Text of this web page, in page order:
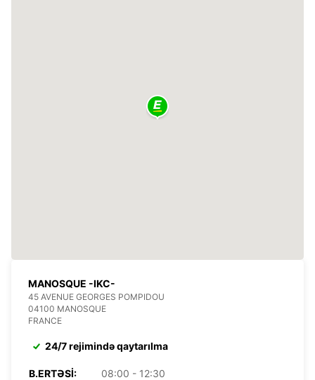
MANOSQUE -IKC-
45 AVENUE GEORGES POMPIDOU
04100 MANOSQUE
FRANCE
24/7 rejimində qaytarılma
B.ERTƏSI:
08:00 - 12:30